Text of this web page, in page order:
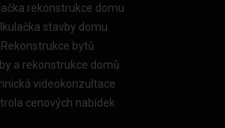
rekonstrukce domu
stavby domu
Rekonstrukce bytů
a rekonstrukce domů
videokonzultace
cenových nabídek